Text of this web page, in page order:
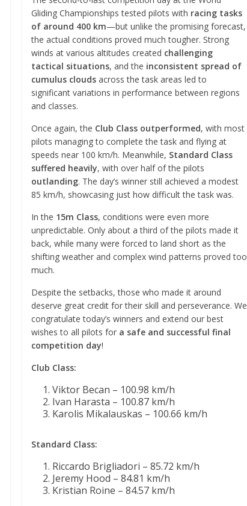
Gliding Championships tested pilots with racing tasks
of around 400 km—but unlike the promising forecast,
the actual conditions proved much tougher. Strong
winds at various altitudes created challenging
tactical situations, and the inconsistent spread of
cumulus clouds across the task areas led to
significant variations in performance between regions
and classes.
Once again, the Club Class outperformed, with most
pilots managing to complete the task and flying at
speeds near 100 km/h. Meanwhile, Standard Class
suffered heavily, with over half of the pilots
outlanding. The day’s winner still achieved a modest
85 km/h, showcasing just how difficult the task was.
In the 15m Class, conditions were even more
unpredictable. Only about a third of the pilots made it
back, while many were forced to land short as the
shifting weather and complex wind patterns proved too
much.
Despite the setbacks, those who made it around
deserve great credit for their skill and perseverance. We
congratulate today’s winners and extend our best
wishes to all pilots for a safe and successful final
competition day!
Club Class:
Viktor Becan – 100.98 km/h
Ivan Harasta – 100.87 km/h
Karolis Mikalauskas – 100.66 km/h
Standard Class:
Riccardo Brigliadori – 85.72 km/h
Jeremy Hood – 84.81 km/h
Kristian Roine – 84.57 km/h